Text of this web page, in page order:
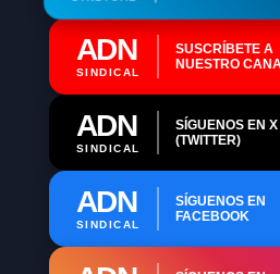
ADN
SINDICAL
SUSCRÍBETE A
NUESTRO
ADN
SINDICAL
SÍGUENOS EN X
(TWITTER)
ADN
SINDICAL
SÍGUENOS EN
FACEBOOK